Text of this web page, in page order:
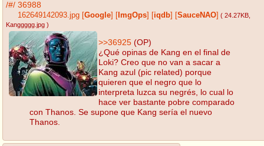
/#/ 36988
162649142093.jpg Google ImgOps iqdb SauceNAO ( 24.27KB
Kanggggg.jpg )
>>36925 (OP)
¿Qué opinas de Kang en el final de
Loki? Creo que no van a sacar a
Kang azul (pic related) porque
quieren que el negro que lo
interpreta luzca su negrés, lo cual lo
hace ver bastante pobre comparado
con Thanos. Se supone que Kang sería el nuevo
Thanos.